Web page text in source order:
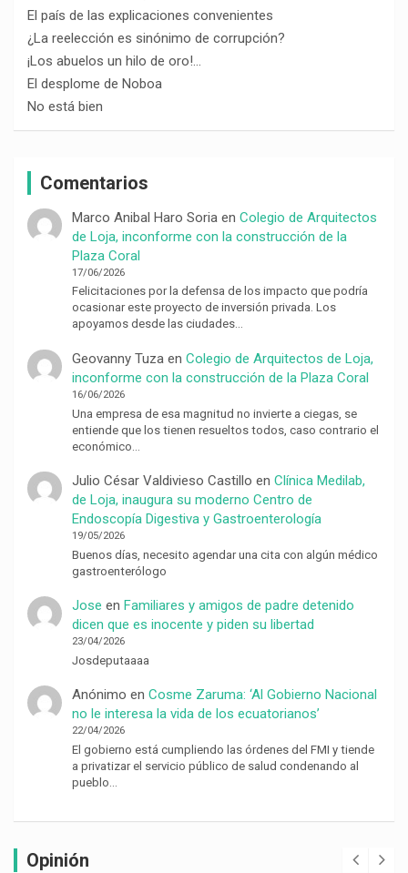
El país de las explicaciones convenientes
¿La reelección es sinónimo de corrupción?
¡Los abuelos un hilo de oro!…
El desplome de Noboa
No está bien
Comentarios
Marco Anibal Haro Soriaen Colegio de Arquitectos
de Loja, inconforme con la construcción de la
Plaza Coral
17/06/2026
Felicitaciones por la defensa de los impacto que podría
ocasionar este proyecto de inversión privada. Los
apoyamos desde las ciudades…
Geovanny Tuzaen Colegio de Arquitectos de Loja,
inconforme con la construcción de la Plaza Coral
16/06/2026
Una empresa de esa magnitud no invierte a ciegas, se
entiende que los tienen resueltos todos, caso contrario el
económico…
Julio César Valdivieso Castillo en Clínica Medilab,
de Loja, inaugura su moderno Centro de
Endoscopía Digestiva y Gastroenterología
19/05/2026
Buenos días, necesito agendar una cita con algún médico
gastroenterólogo
Jose en Familiares y amigos de padre detenido
dicen que es inocente y piden su libertad
23/04/2026
Josdeputaaaa
Anónimo en Cosme Zaruma: ‘Al Gobierno Nacional
no le interesa la vida de los ecuatorianos’
22/04/2026
El gobierno está cumpliendo las órdenes del FMI y tiende
a privatizar el servicio público de salud condenando al
pueblo…
Opinión